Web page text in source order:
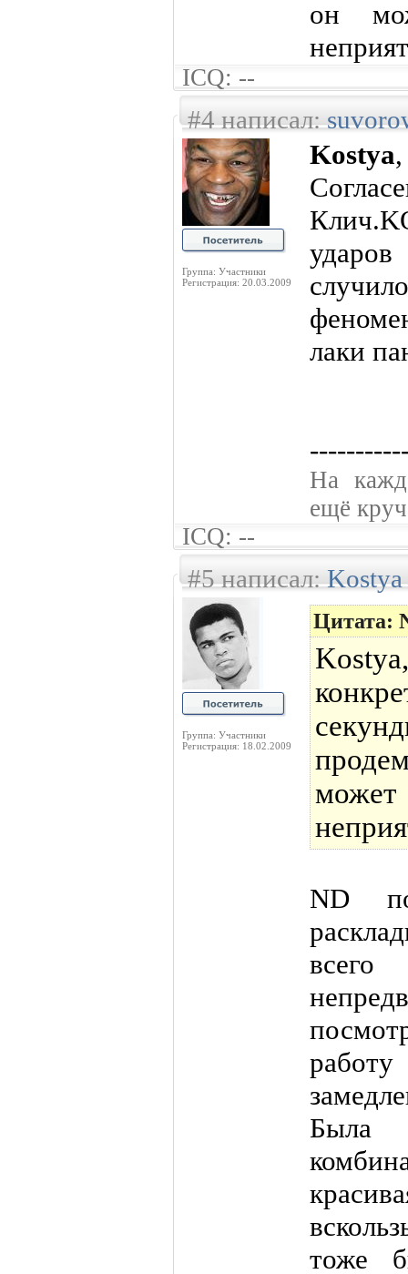
он
ICQ: --
#4 написал:
Группа: Участники
Регистрация: 20.03.2009
Kostya,
лаки
На
ещё
ICQ: --
#5 написал:Kostya
Группа: Участники
Регистрация: 18.02.2009
Цитата:
ND
Была
тоже